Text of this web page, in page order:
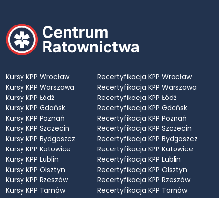
Kursy KPP Wrocław
Kursy KPP Warszawa
Kursy KPP Łódź
Kursy KPP Gdańsk
Kursy KPP Poznań
Kursy KPP Szczecin
Kursy KPP Bydgoszcz
Kursy KPP Katowice
Kursy KPP Lublin
Kursy KPP Olsztyn
Kursy KPP Rzeszów
Kursy KPP Tarnów
Recertyfikacja KPP Wrocław
Recertyfikacja KPP Warszawa
Recertyfikacja KPP Łódź
Recertyfikacja KPP Gdańsk
Recertyfikacja KPP Poznań
Recertyfikacja KPP Szczecin
Recertyfikacja KPP Bydgoszcz
Recertyfikacja KPP Katowice
Recertyfikacja KPP Lublin
Recertyfikacja KPP Olsztyn
Recertyfikacja KPP Rzeszów
Recertyfikacja KPP Tarnów